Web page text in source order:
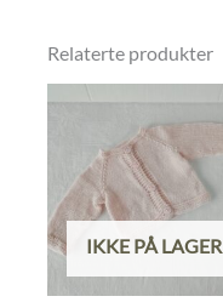
Relaterte produkter
IKKE PÅ LAGER